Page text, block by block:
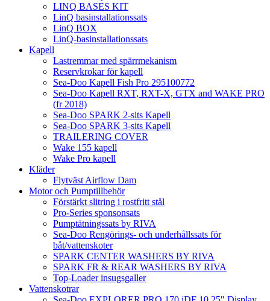
LINQ BASES KIT
LinQ basinstallationssats
LinQ BOX
LinQ-basinstallationssats
Kapell
Lastremmar med spärrmekanism
Reservkrokar för kapell
Sea-Doo Kapell Fish Pro 295100772
Sea-Doo Kapell RXT, RXT-X, GTX and WAKE PRO
(fr 2018)
Sea-Doo SPARK 2-sits Kapell
Sea-Doo SPARK 3-sits Kapell
TRAILERING COVER
Wake 155 kapell
Wake Pro kapell
Kläder
Flytväst Airflow Dam
Motor och Pumptillbehör
Förstärkt slitring i rostfritt stål
Pro-Series sponsonsats
Pumptätningssats by RIVA
Sea-Doo Rengörings- och underhållssats för
båt/vattenskoter
SPARK CENTER WASHERS BY RIVA
SPARK FR & REAR WASHERS BY RIVA
Top-Loader insugsgaller
Vattenskotrar